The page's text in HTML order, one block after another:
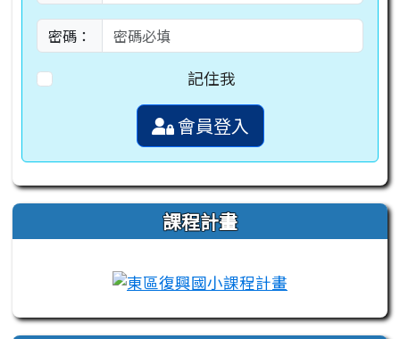
密碼：
記住我
會員登入
課程計畫
link to https://campus-xoops.tn.edu.tw